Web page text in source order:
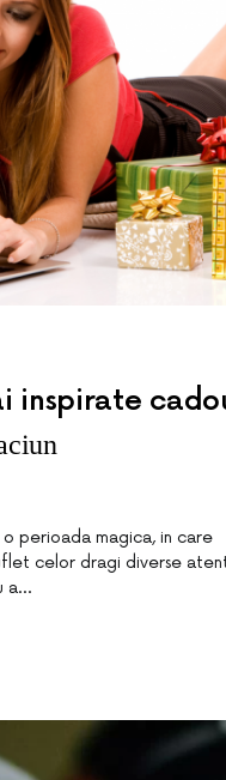
inspirate
o perioada magica, in care
celor dragi diverse
a…